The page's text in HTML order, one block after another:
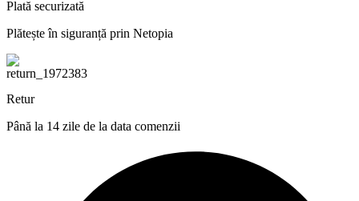
Plată securizată
Plătește în siguranță prin Netopia
Retur
Până la 14 zile de la data comenzii